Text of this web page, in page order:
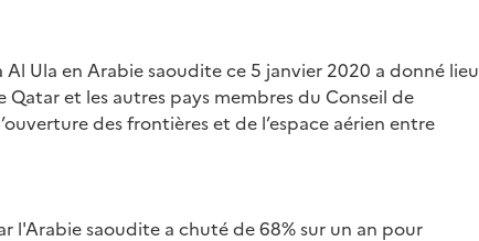
Ula en Arabie saoudite ce 5 janvier 2020 a donné lieu
Qatar et les autres pays membres du Conseil de
des frontières et de l’espace aérien entre
l'Arabie saoudite a chuté de 68% sur un an pour